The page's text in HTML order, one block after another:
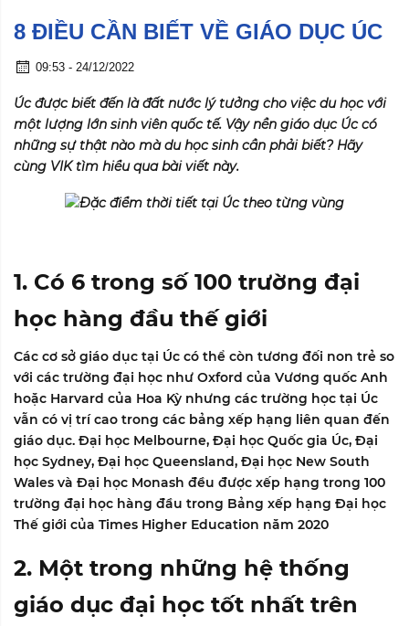
8 ĐIỀU CẦN BIẾT VỀ GIÁO DỤC ÚC
09:53 - 24/12/2022
Úc được biết đến là đất nước lý tưởng cho việc du học với
một lượng lớn sinh viên quốc tế. Vậy nền giáo dục Úc có
những sự thật nào mà du học sinh cần phải biết? Hãy
cùng VIKtìm hiểu qua bài viết này.
1. Có 6 trong số 100 trường đại
học hàng đầu thế giới
Các cơ sở giáo dục tại Úc có thể còn tương đối non trẻ so
với các trường đại học như Oxford của Vương quốc Anh
hoặc Harvard của Hoa Kỳ nhưng các trường học tại Úc
vẫn có vị trí cao trong các bảng xếp hạng liên quan đến
giáo dục. Đại học Melbourne, Đại học Quốc gia Úc, Đại
học Sydney, Đại học Queensland, Đại học New South
Wales và Đại học Monash đều được xếp hạng trong 100
trường đại học hàng đầu trong Bảng xếp hạng Đại học
Thế giới của Times Higher Education năm 2020
2. Một trong những hệ thống
giáo dục đại học tốt nhất trên